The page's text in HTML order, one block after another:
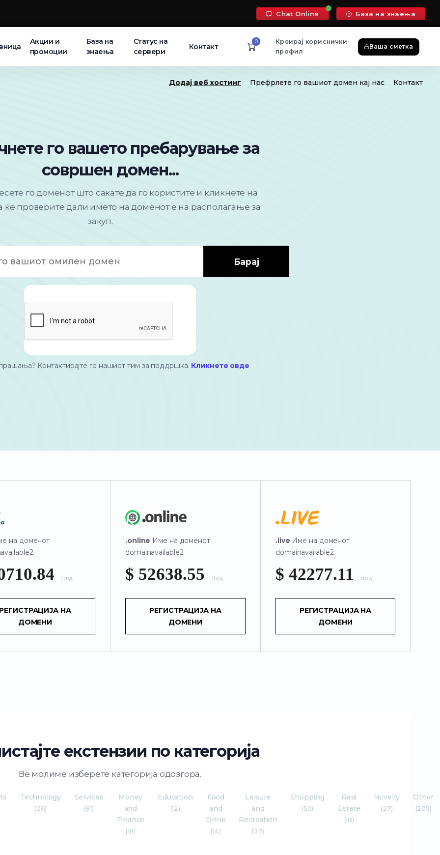
Chat Online База на знаења
Акции и
промоции
База на
знаења
Статус на
сервери
Контакт
0
Креирај кориснички
профил
Ваша сметка
Додај веб хостинг Префрлете го вашиот домен кај нас Контакт
го вашето пребарување за
совршен домен...
го доменот што сакате да го користите и кликнете на
ќе проверите дали името на доменот е на располагање за
закуп.
Барај
Контактирајте го нашиот тим за поддршка. Кликнете овде
на доменот
/год
РЕГИСТРАЦИЈА НА
ДОМЕНИ
.online Име на доменот
domainavailable2
$ 52638.55 /год
РЕГИСТРАЦИЈА НА
ДОМЕНИ
.live Име на доменот
domainavailable2
$ 42277.11 /год
РЕГИСТРАЦИЈА НА
ДОМЕНИ
екстензии по категорија
Ве молиме изберете категорија одозгора.
Technology
(26)
Services
(91)
Money
and
Finance
(18)
Education
(12)
Food
and
Drink
(14)
Leisure
and
Recreation
(27)
Shopping
(50)
Real
Estate
(18)
Novelty
(27)
Other
(205)